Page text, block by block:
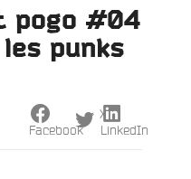
pogo #04
punks
Facebook
X
LinkedIn